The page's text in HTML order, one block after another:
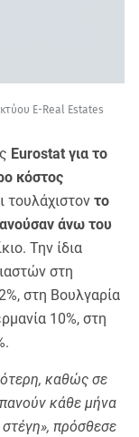
E-Real Estates
Eurostat για το
κόστος
τουλάχιστον το
άνω του
Την ίδια
στη
στη Βουλγαρία
10%, στη
καθώς σε
κάθε μήνα
πρόσθεσε